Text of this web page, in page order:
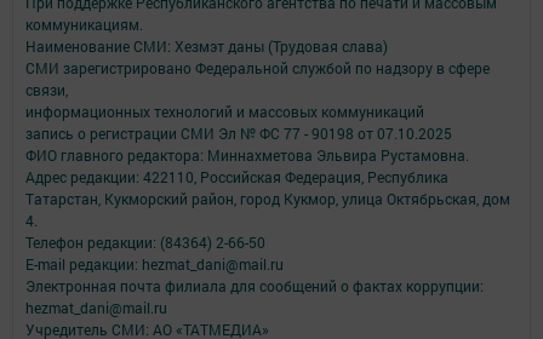
коммуникациям.
Наименование СМИ: Хезмэт даны (Трудовая слава)
СМИ зарегистрировано Федеральной службой по надзору в сфере
связи,
информационных технологий и массовых коммуникаций
запись о регистрации СМИ Эл № ФС 77 - 90198 от 07.10.2025
ФИО главного редактора: Миннахметова Эльвира Рустамовна.
Адрес редакции: 422110, Российская Федерация, Республика
Татарстан, Кукморский район, город Кукмор, улица Октябрьская, дом
4.
Телефон редакции: (84364) 2-66-50
E-mail редакции: hezmat_dani@mail.ru
Электронная почта филиала для сообщений о фактах коррупции:
hezmat_dani@mail.ru
Учредитель СМИ: АО «ТАТМЕДИА»